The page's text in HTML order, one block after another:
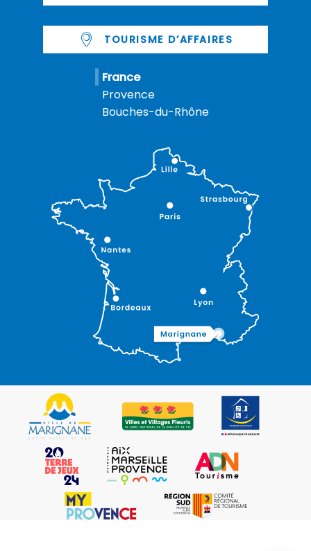
TOURISME D’AFFAIRES
France
Provence
Bouches-du-Rhône